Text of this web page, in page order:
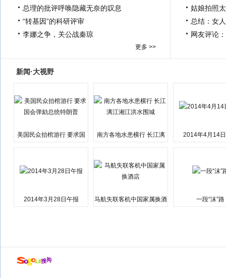
总理的批评呼唤隐藏无奈的叹息
“转基因”的科研评审
李娜之争，关公战秦琼
更多 >>
姑娘拍照
总结：女
网友评论
新闻·大视野
美国民众抬棺游行 要求国
南方各地水患横行 长江漓
2014年4月14
2014年3月28日午报
马航失联客机中国家属换酒
一段“沫”路